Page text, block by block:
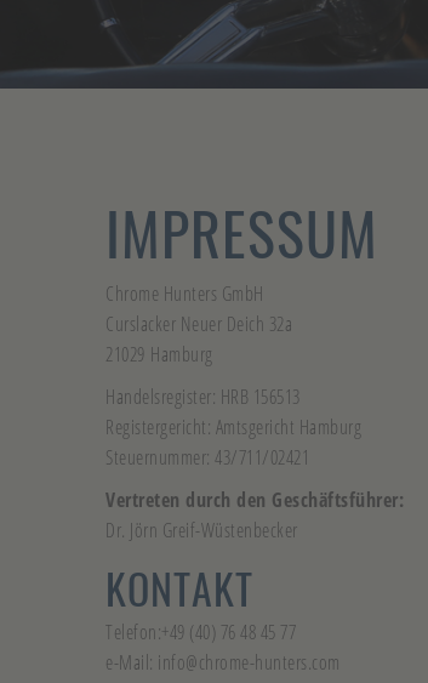
IMPRESSUM
Chrome Hunters GmbH
Curslacker Neuer Deich 32a
21029 Hamburg
Handelsregister: HRB 156513
Registergericht: Amtsgericht Hamburg
Steuernummer: 43/711/02421
Vertreten durch den Geschäftsführer:
Dr. Jörn Greif-Wüstenbecker
KONTAKT
Telefon:+49 (40) 76 48 45 77
e-Mail: info@chrome-hunters.com